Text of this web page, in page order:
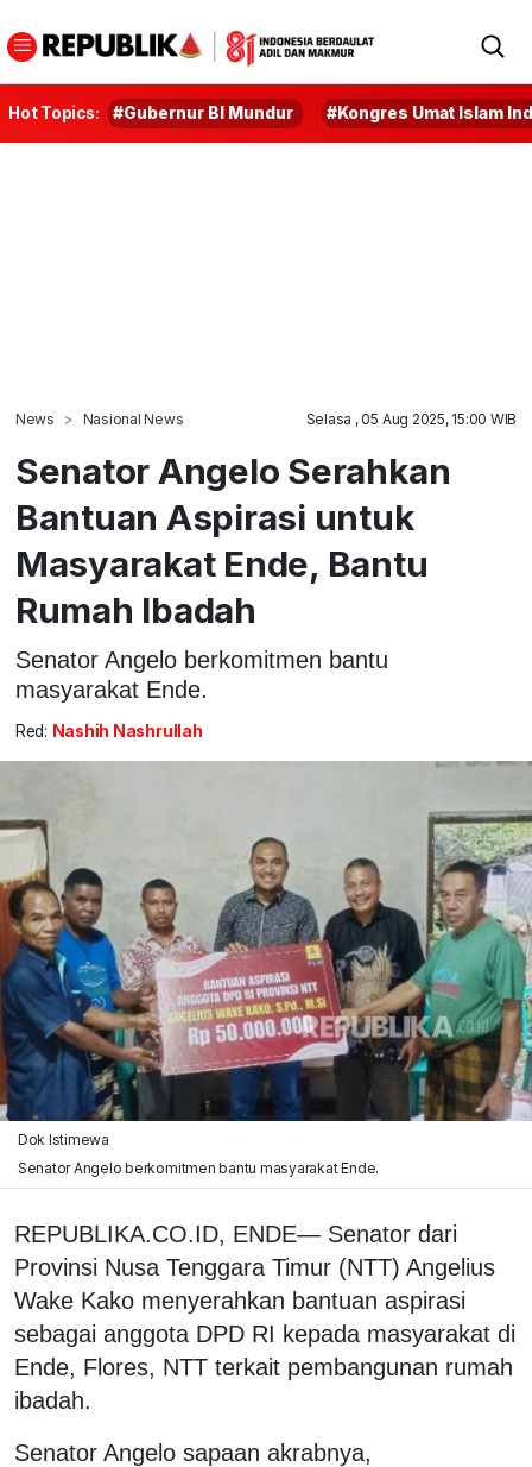
Hot Topics: #Gubernur BI Mundur #Kongres Umat Islam
News Nasional News Selasa , 05 Aug 2025, 15:00 WIB
Senator Angelo Serahkan
Bantuan Aspirasi untuk
Masyarakat Ende, Bantu
Rumah Ibadah
Senator Angelo berkomitmen bantu
masyarakat Ende.
Red: Nashih Nashrullah
Dok Istimewa
Senator Angelo berkomitmen bantu masyarakat Ende.
REPUBLIKA.CO.ID, ENDE— Senator dari
Provinsi Nusa Tenggara Timur (NTT) Angelius
Wake Kako menyerahkan bantuan aspirasi
sebagai anggota DPD RI kepada masyarakat di
Ende, Flores, NTT terkait pembangunan rumah
ibadah.
Senator Angelo sapaan akrabnya,